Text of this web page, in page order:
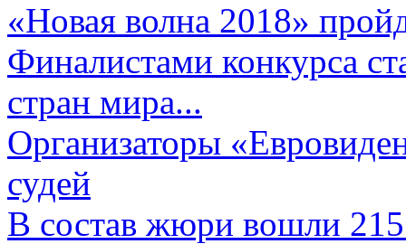
«Новая волна 2018»
Финалистами конкурса
стран мира...
Организаторы
судей
В состав жюри вошли 215